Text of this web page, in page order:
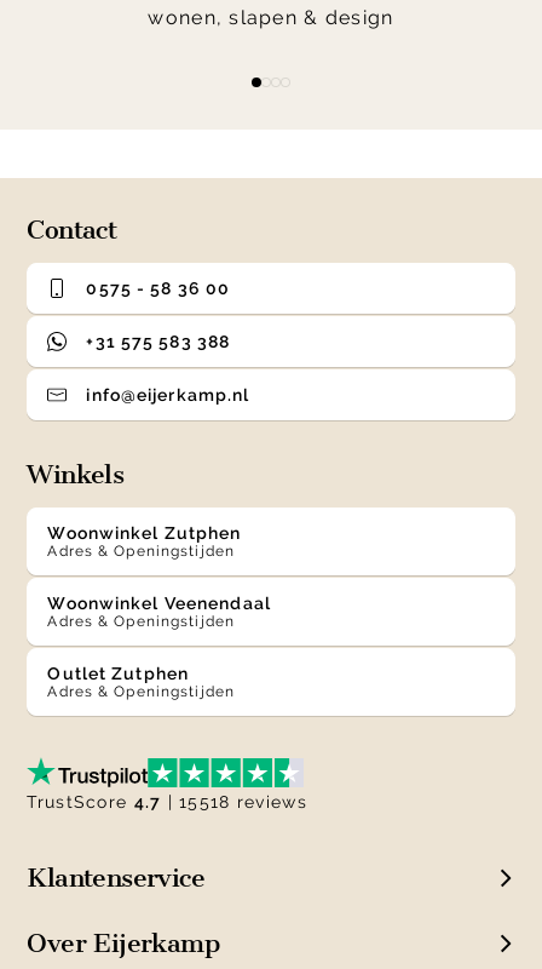
wonen, slapen & design
Contact
0575 - 58 36 00
+31 575 583 388
info@eijerkamp.nl
Winkels
Woonwinkel Zutphen
Adres & Openingstijden
Woonwinkel Veenendaal
Adres & Openingstijden
Outlet Zutphen
Adres & Openingstijden
Klantenservice
Over Eijerkamp
TrustScore 4.7 | 15518 reviews